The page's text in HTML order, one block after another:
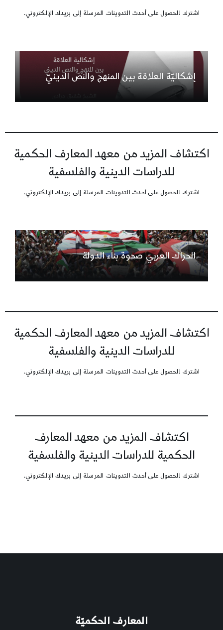
اشترك للحصول على أحدث التدوينات المرسلة إلى بريدك الإلكتروني.
إشكاليّة العلاقة بين المنهج والنصّ الدينيّ
اكتشاف المزيد من معهد المعارف الحكمية
للدراسات الدينية والفلسفية
اشترك للحصول على أحدث التدوينات المرسلة إلى بريدك الإلكتروني.
الحراك العربيّ صحوة بناء الدولة
اكتشاف المزيد من معهد المعارف الحكمية
للدراسات الدينية والفلسفية
اشترك للحصول على أحدث التدوينات المرسلة إلى بريدك الإلكتروني.
اكتشاف المزيد من معهد المعارف
الحكمية للدراسات الدينية والفلسفية
اشترك للحصول على أحدث التدوينات المرسلة إلى بريدك الإلكتروني.
المعارف الحكميّة